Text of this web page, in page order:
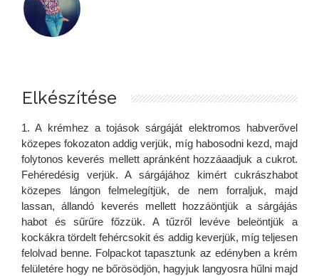
Elkészítése
1. A krémhez a tojások sárgáját elektromos habverővel
közepes fokozaton addig verjük, míg habosodni kezd, majd
folytonos keverés mellett apránként hozzáaadjuk a cukrot.
Fehéredésig verjük. A sárgájához kimért cukrászhabot
közepes lángon felmelegítjük, de nem forraljuk, majd
lassan, állandó keverés mellett hozzáöntjük a sárgájás
habot és sűrűre főzzük. A tűzről levéve beleöntjük a
kockákra tördelt fehércsokit és addig keverjük, míg teljesen
felolvad benne. Folpackot tapasztunk az edényben a krém
felületére hogy ne bőrösödjön, hagyjuk langyosra hűlni majd